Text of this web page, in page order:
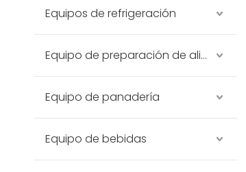
Equipos de refrigeración
Equipo de preparación de alimentos
Equipo de panadería
Equipo de bebidas